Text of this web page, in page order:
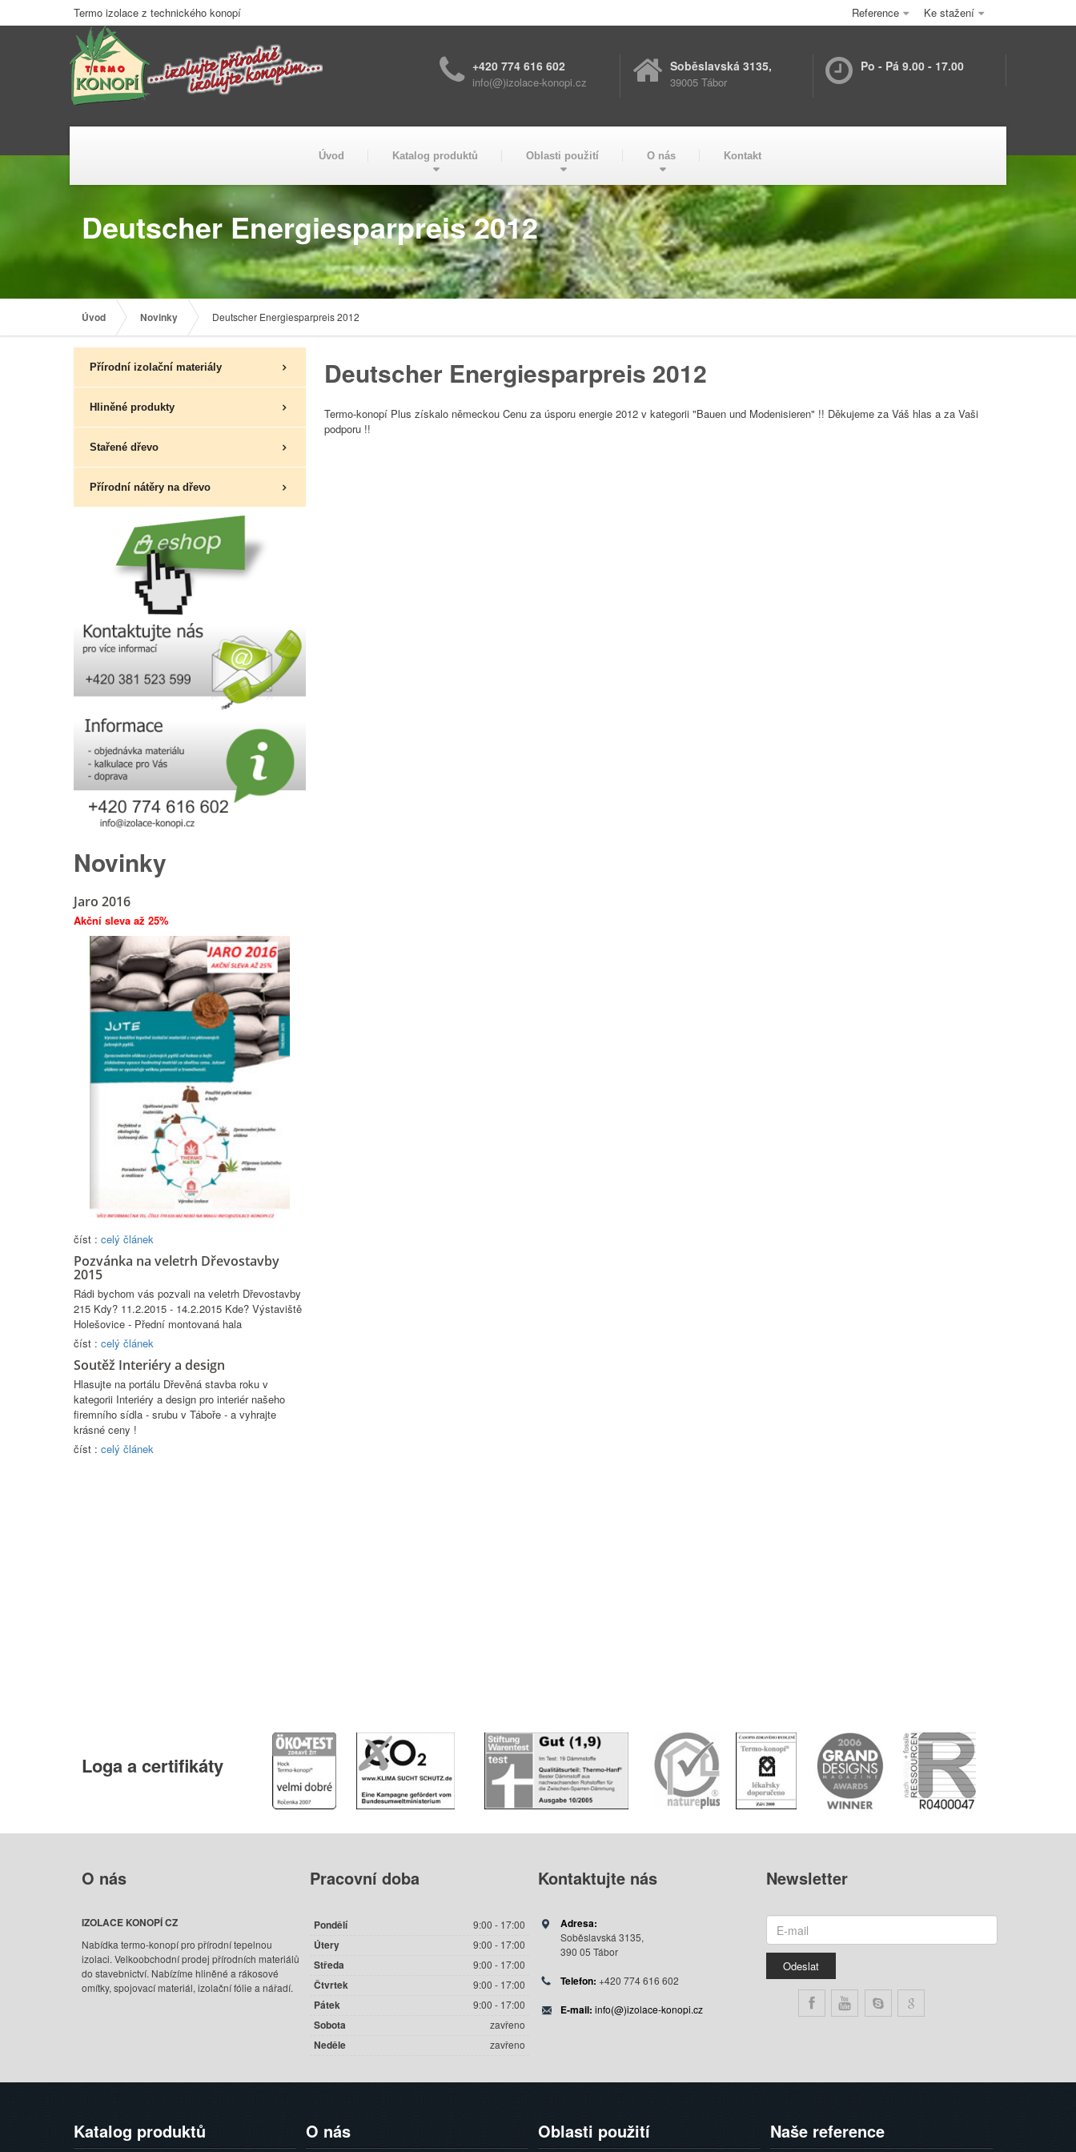
Termo izolace z technického konopí Reference Ke stažení
+420 774 616 602
info(@)izolace-konopi.cz
Soběslavská 3135,
39005 Tábor
Po - Pá 9.00 - 17.00
Úvod Katalog produktů Oblasti použití O nás Kontakt
Deutscher Energiesparpreis 2012
Úvod Novinky Deutscher Energiesparpreis 2012
Deutscher Energiesparpreis 2012
Termo-konopí Plus získalo německou Cenu za úsporu energie 2012 v kategorii "Bauen und Modenisieren" !! Děkujeme za Váš hlas a za Vaši
podporu !!
Přírodní izolační materiály
Hliněné produkty
Stařené dřevo
Přírodní nátěry na dřevo
Novinky
Jaro 2016
Akční sleva až 25%
číst : celý článek
Pozvánka na veletrh Dřevostavby
2015
Rádi bychom vás pozvali na veletrh Dřevostavby
215 Kdy? 11.2.2015 - 14.2.2015 Kde? Výstaviště
Holešovice - Přední montovaná hala
číst : celý článek
Soutěž Interiéry a design
Hlasujte na portálu Dřevěná stavba roku v
kategorii Interiéry a design pro interiér našeho
firemního sídla - srubu v Táboře - a vyhrajte
krásné ceny !
číst : celý článek
Logaa certifikáty
O nás
IZOLACE KONOPÍ CZ
Nabídka termo-konopí pro přírodní tepelnou
izolaci. Velkoobchodní prodej přírodních materiálů
do stavebnictví. Nabízíme hliněné a rákosové
omítky, spojovací materiál, izolační fólie a nářadí.
Pracovnídoba
Pondělí 9:00 - 17:00
Útery 9:00 - 17:00
Středa 9:00 - 17:00
Čtvrtek 9:00 - 17:00
Pátek 9:00 - 17:00
Sobota zavřeno
Neděle zavřeno
Kontaktujtenás
Adresa:
Soběslavská 3135,
390 05 Tábor
Telefon: +420 774 616 602
E-mail: info(@)izolace-konopi.cz
Newsletter
Katalog produktů O nás Oblasti použití Našereference